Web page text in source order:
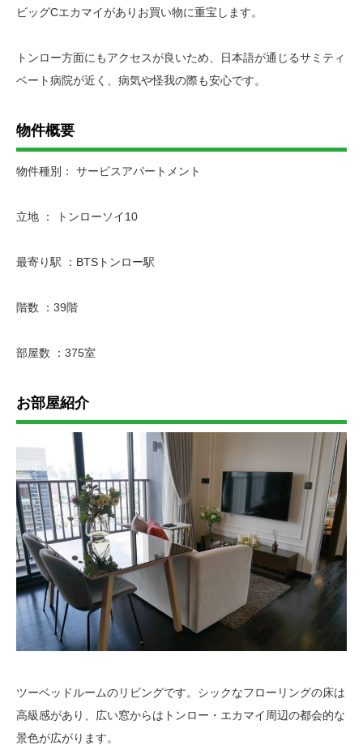
ビッグCエカマイがありお買い物に重宝します。
トンロー方面にもアクセスが良いため、日本語が通じるサミティ
ベート病院が近く、病気や怪我の際も安心です。
物件概要
物件種別： サービスアパートメント
立地 ： トンローソイ10
最寄り駅 ：BTSトンロー駅
階数 ：39階
部屋数 ：375室
お部屋紹介
ツーベッドルームのリビングです。シックなフローリングの床は
高級感があり、広い窓からはトンロー・エカマイ周辺の都会的な
景色が広がります。